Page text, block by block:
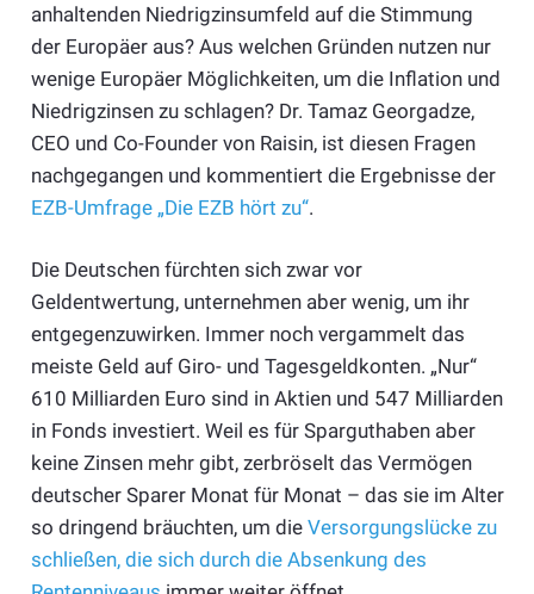
anhaltenden Niedrigzinsumfeld auf die Stimmung
der Europäer aus? Aus welchen Gründen nutzen nur
wenige Europäer Möglichkeiten, um die Inflation und
Niedrigzinsen zu schlagen? Dr. Tamaz Georgadze,
CEO und Co-Founder von Raisin, ist diesen Fragen
nachgegangen und kommentiert die Ergebnisse der
EZB-Umfrage „Die EZB hört zu“.
Die Deutschen fürchten sich zwar vor
Geldentwertung, unternehmen aber wenig, um ihr
entgegenzuwirken. Immer noch vergammelt das
meiste Geld auf Giro- und Tagesgeldkonten. „Nur“
610 Milliarden Euro sind in Aktien und 547 Milliarden
in Fonds investiert. Weil es für Sparguthaben aber
keine Zinsen mehr gibt, zerbröselt das Vermögen
deutscher Sparer Monat für Monat – das sie im Alter
so dringend bräuchten, um die Versorgungslücke zu
schließen, die sich durch die Absenkung des